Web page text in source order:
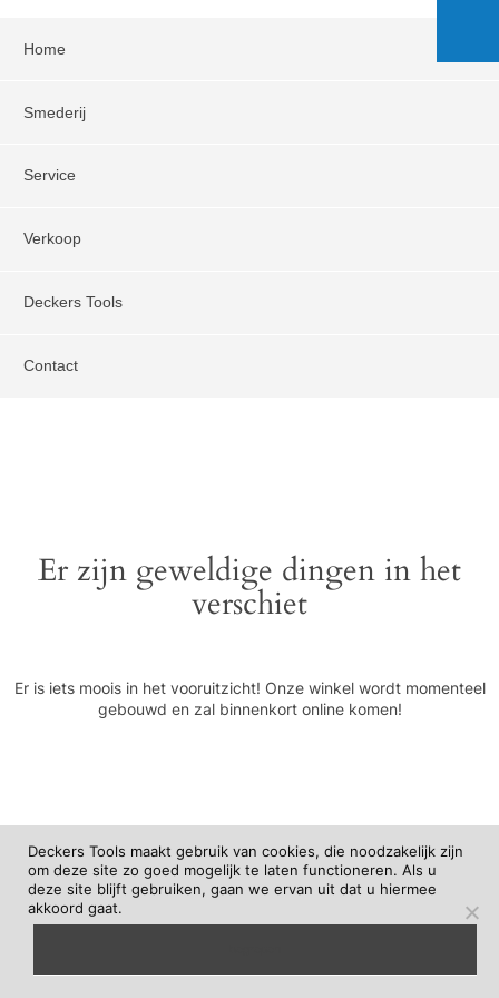
Home
Smederij
Service
Verkoop
Deckers Tools
Contact
Er zijn geweldige dingen in het
verschiet
Er is iets moois in het vooruitzicht! Onze winkel wordt momenteel
gebouwd en zal binnenkort online komen!
Deckers Tools maakt gebruik van cookies, die noodzakelijk zijn
om deze site zo goed mogelijk te laten functioneren. Als u
deze site blijft gebruiken, gaan we ervan uit dat u hiermee
akkoord gaat.